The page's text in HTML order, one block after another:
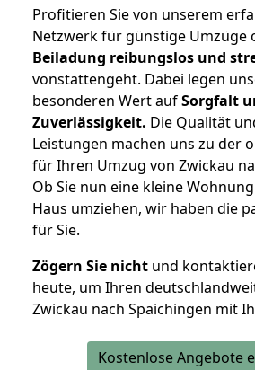
Profitieren Sie von unserem
Netzwerk für günstige Umzüge
Beiladung reibungslos und
vonstattengeht. Dabei legen
besonderen Wert aufSorgfalt
Zuverlässigkeit. Die Qualität
Leistungen machen uns zu der
für Ihren Umzug von Zwickau
Ob Sie nun eine kleine
Haus umziehen, wir haben die
für Sie.
Zögern Sie nicht und
heute, um Ihren
Zwickau nach Spaichingen mit
Kostenlose Angebote